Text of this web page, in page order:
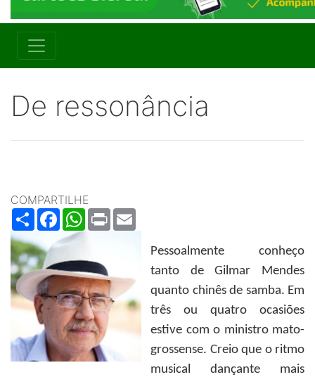
De ressonância
COMPARTILHE
ShareFacebookWhatsApp
Print
Pessoalmente conheço
tanto de Gilmar Mendes
quanto chinês de samba. Em
três ou quatro ocasiões
estive com o ministro mato-
grossense. Creio que o ritmo
musical dançante mais